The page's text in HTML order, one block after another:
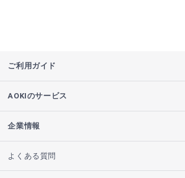
ご利用ガイド
AOKIのサービス
企業情報
よくある質問